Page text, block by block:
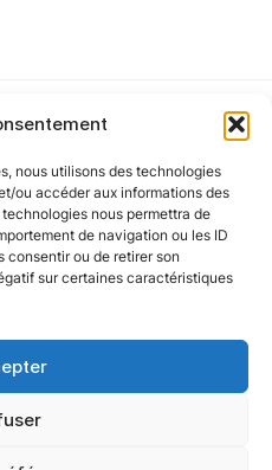
nous utilisons des technologies
ou accéder aux informations des
nous permettra de
de navigation ou les ID
consentir ou de retirer son
sur certaines caractéristiques